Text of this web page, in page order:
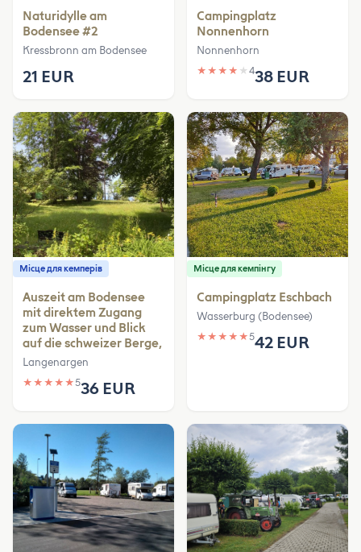
Naturidylle am
Bodensee #2
Kressbronn am Bodensee
21 EUR
Campingplatz
Nonnenhorn
Nonnenhorn
★ ★ ★ ★ ★ 438 EUR
Місце для кемперів
Auszeit am Bodensee
mit direktem Zugang
zum Wasser und Blick
auf die schweizer Berge,
Langenargen
★ ★ ★ ★ ★536 EUR
Місце для кемпінгу
Campingplatz Eschbach
Wasserburg (Bodensee)
★ ★ ★ ★ ★542 EUR